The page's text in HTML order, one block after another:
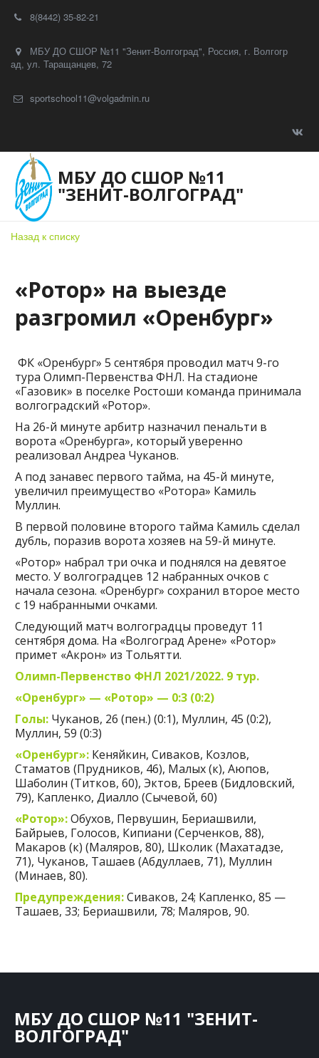
8(8442) 35-82-21
МБУ ДО СШОР №11 "Зенит-Волгоград", Россия, г. Волгогр
ад, ул. Таращанцев, 72
sportschool11@volgadmin.ru
МБУ ДО СШОР №11
"ЗЕНИТ-ВОЛГОГРАД"
Назад к списку
«Ротор» на выезде
разгромил «Оренбург»
ФК «Оренбург» 5 сентября проводил матч 9-го
тура Олимп-Первенства ФНЛ. На стадионе
«Газовик» в поселке Ростоши команда принимала
волгоградский «Ротор».
На 26-й минуте арбитр назначил пенальти в
ворота «Оренбурга», который уверенно
реализовал Андреа Чуканов.
А под занавес первого тайма, на 45-й минуте,
увеличил преимущество «Ротора» Камиль
Муллин.
В первой половине второго тайма Камиль сделал
дубль, поразив ворота хозяев на 59-й минуте.
«Ротор» набрал три очка и поднялся на девятое
место. У волгоградцев 12 набранных очков с
начала сезона. «Оренбург» сохранил второе место
с 19 набранными очками.
Следующий матч волгоградцы проведут 11
сентября дома. На «Волгоград Арене» «Ротор»
примет «Акрон» из Тольятти.
Олимп-Первенство ФНЛ 2021/2022. 9 тур.
«Оренбург» — «Ротор» — 0:3 (0:2)
Голы: Чуканов, 26 (пен.) (0:1), Муллин, 45 (0:2),
Муллин, 59 (0:3)
«Оренбург»: Кеняйкин, Сиваков, Козлов,
Стаматов (Прудников, 46), Малых (к), Аюпов,
Шаболин (Титков, 60), Эктов, Бреев (Бидловский,
79), Капленко, Диалло (Сычевой, 60)
«Ротор»:Обухов, Первушин, Бериашвили,
Байрыев, Голосов, Кипиани (Серченков, 88),
Макаров (к) (Маляров, 80), Школик (Махатадзе,
71), Чуканов, Ташаев (Абдуллаев, 71), Муллин
(Минаев, 80).
Предупреждения:Сиваков, 24; Капленко, 85 —
Ташаев, 33; Бериашвили, 78; Маляров, 90.
МБУ ДО СШОР №11 "ЗЕНИТ-
ВОЛГОГРАД"